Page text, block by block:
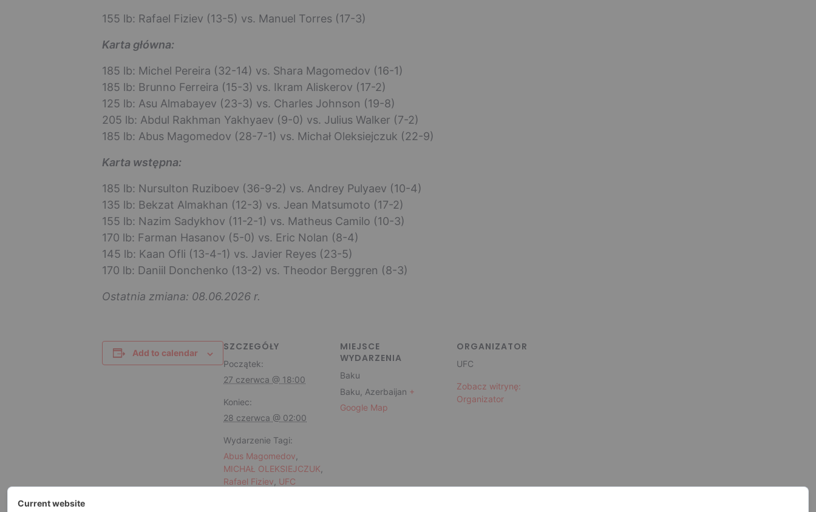
155 lb: Rafael Fiziev (13-5) vs. Manuel Torres (17-3)
Karta główna:
185 lb: Michel Pereira (32-14) vs. Shara Magomedov (16-1)
185 lb: Brunno Ferreira (15-3) vs. Ikram Aliskerov (17-2)
125 lb: Asu Almabayev (23-3) vs. Charles Johnson (19-8)
205 lb: Abdul Rakhman Yakhyaev (9-0) vs. Julius Walker (7-2)
185 lb: Abus Magomedov (28-7-1) vs. Michał Oleksiejczuk (22-9)
Karta wstępna:
185 lb: Nursulton Ruziboev (36-9-2) vs. Andrey Pulyaev (10-4)
135 lb: Bekzat Almakhan (12-3) vs. Jean Matsumoto (17-2)
155 lb: Nazim Sadykhov (11-2-1) vs. Matheus Camilo (10-3)
170 lb: Farman Hasanov (5-0) vs. Eric Nolan (8-4)
145 lb: Kaan Ofli (13-4-1) vs. Javier Reyes (23-5)
170 lb: Daniil Donchenko (13-2) vs. Theodor Berggren (8-3)
Ostatnia zmiana: 08.06.2026 r.
Add to calendar
SZCZEGÓŁY
Początek:
27 czerwca @ 18:00
Koniec:
28 czerwca @ 02:00
Wydarzenie Tagi:
Abus Magomedov,
MICHAŁ OLEKSIEJCZUK,
Rafael Fiziev, UFC
MIEJSCE
WYDARZENIA
Baku
Baku, Azerbaijan +
Google Map
ORGANIZATOR
UFC
Zobacz witrynę:
Organizator